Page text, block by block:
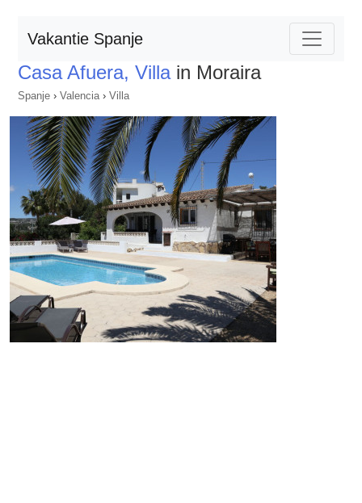
Vakantie Spanje
Casa Afuera, Villain Moraira
Spanje › Valencia› Villa